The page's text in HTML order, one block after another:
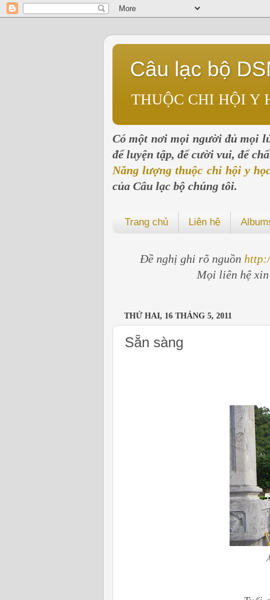
Câu lạc bộ
THUỘC CHI HỘI Y
Có một nơi mọi người đủ mọi
để luyện tập, để cười vui, để
Năng lượng thuộc chi hội y
của Câu lạc bộ chúng tôi.
Trang chủ Liên hệ
Đề nghị ghi rõ nguồn
Mọi liên hệ
THỨ HAI, 16 THÁNG 5, 2011
Sẵn sàng